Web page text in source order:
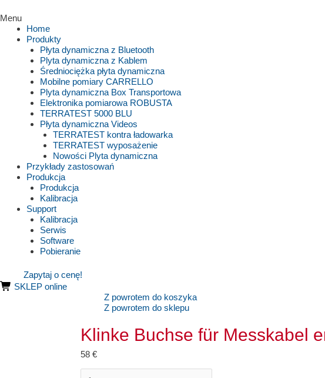
Menu
Home
Produkty
Płyta dynamiczna z Bluetooth
Plyta dynamiczna z Kablem
Średniociężka płyta dynamiczna
Mobilne pomiary CARRELLO
Plyta dynamiczna Box Transportowa
Elektronika pomiarowa ROBUSTA
TERRATEST 5000 BLU
Płyta dynamiczna Videos
TERRATEST kontra ładowarka
TERRATEST wyposażenie
Nowości Plyta dynamiczna
Przykłady zastosowań
Produkcja
Produkcja
Kalibracja
Support
Kalibracja
Serwis
Software
Pobieranie
Zapytaj o cenę!
SKLEP online
Z powrotem do koszyka
Z powrotem do sklepu
Klinke Buchse für Messkabel
58 €